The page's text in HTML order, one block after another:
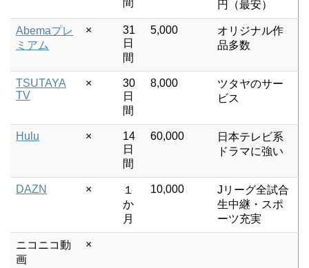
円（最安）
Abemaプレ
ミアム
×
31
日
間
5,000
オリジナル作
品多数
TSUTAYA
TV
×
30
日
間
8,000
ツタヤのサー
ビス
Hulu ×
14
日
間
60,000
日本テレビ系
ドラマに強い
DAZN ×
１
か
月
10,000
Jリーグ全試合
生中継・スポ
ーツ充実
ニコニコ動
画
×